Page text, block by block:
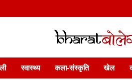
भारत
भारत बोलेगा हिंदी न्यूज़ वेबसाइट India:
स्वास्थ्य कला-संस्कृति खेल